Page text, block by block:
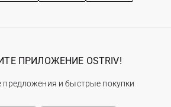
ПРИЛОЖЕНИЕ OSTRIV!
и быстрые покупки